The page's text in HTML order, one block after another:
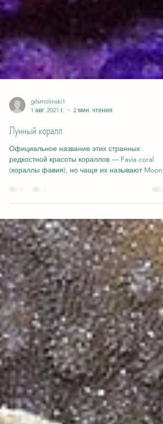
gilsmolinski1
1 авг. 2021 г.
Лунный коралл
Официальное название этих странных
(кораллы фавия), но чаще их называют Moon
Coral («лунный»),...